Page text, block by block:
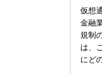
仮想
金融
規制
は、
にど